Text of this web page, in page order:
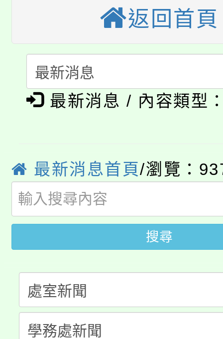
程，歡迎學生輔導中心
心理、諮商輔導、社會
系所師生報名參加。
縣市「校園短影音徵
門員」簡章及活動海報
踴躍報名參加。
桃園市115學年度學生
「桃園市補助參觀特色
展演活動實施計畫」
115年度「教育部表揚
義教育推展貢獻獎」
公告本校115學年度第
代理(課)教師甄選結果(
「2026金融保險知識
生本土語及新住民語歌
公告本校115學年度第
代理(課)教師甄選結果(
公告本校115學年度第
代理(課)教師甄選結果(
轉知中國文化大學推廣
《TA101》溝通分析基
心理、諮商輔導、社會
系所師生報名參加。
轉知苗栗縣政府辦理
門員」簡章及活動海報
踴躍報名參加。
要點
「桃園市補助參觀特色
展演活動實施計畫」
115年度「教育部表揚
返回首頁
最新消息 / 內容類型
最新消息首頁/瀏覽：
搜尋